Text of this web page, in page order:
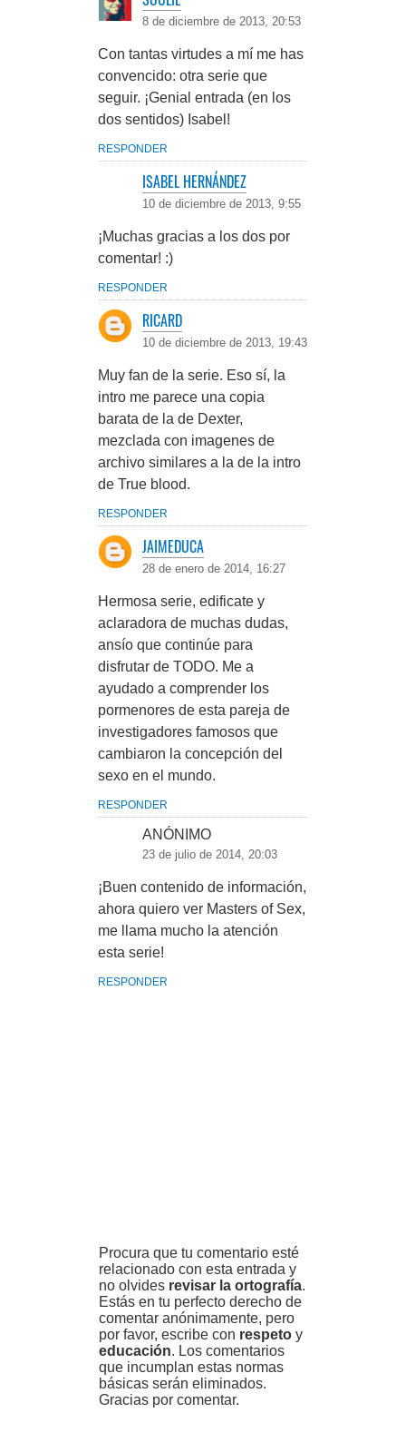
8 de diciembre de 2013, 20:53
Con tantas virtudes a mí me has
convencido: otra serie que
seguir. ¡Genial entrada (en los
dos sentidos) Isabel!
RESPONDER
ISABEL HERNÁNDEZ
10 de diciembre de 2013, 9:55
¡Muchas gracias a los dos por
comentar! :)
RESPONDER
RICARD
10 de diciembre de 2013, 19:43
Muy fan de la serie. Eso sí, la
intro me parece una copia
barata de la de Dexter,
mezclada con imagenes de
archivo similares a la de la intro
de True blood.
RESPONDER
JAIMEDUCA
28 de enero de 2014, 16:27
Hermosa serie, edificate y
aclaradora de muchas dudas,
ansío que continúe para
disfrutar de TODO. Me a
ayudado a comprender los
pormenores de esta pareja de
investigadores famosos que
cambiaron la concepción del
sexo en el mundo.
RESPONDER
ANÓNIMO
23 de julio de 2014, 20:03
¡Buen contenido de información,
ahora quiero ver Masters of Sex,
me llama mucho la atención
esta serie!
RESPONDER
Procura que tu comentario esté
relacionado con esta entrada y
no olvides revisar la ortografía.
Estás en tu perfecto derecho de
comentar anónimamente, pero
por favor, escribe con respeto y
educación. Los comentarios
que incumplan estas normas
básicas serán eliminados.
Gracias por comentar.